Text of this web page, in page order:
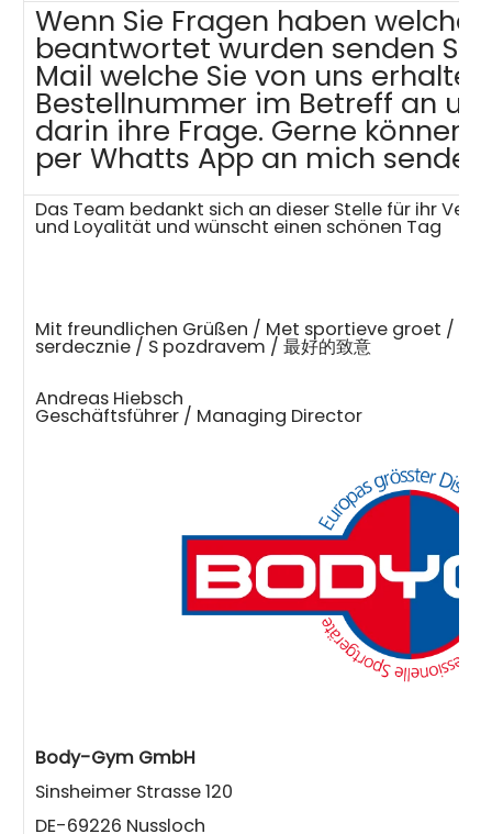
Wenn Sie Fragen haben
beantwortet wurden senden
Mail welche Sie von uns
Bestellnummer im Betreff an
darin ihre Frage. Gerne können
per Whatts App an mich senden.
Das Team bedankt sich an dieser Stelle für ihr
und Loyalität und wünscht einen schönen Tag
Mit freundlichen Grüßen / Met sportieve groet /
serdecznie / S pozdravem / 最好的致意
Andreas Hiebsch
Geschäftsführer / Managing Director
Body-Gym GmbH
Sinsheimer Strasse 120
DE-69226 Nussloch